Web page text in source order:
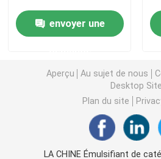
Monoglycéride distillé
Mono et diglycérides
Émulsifiant de promoteur de
envoyer une
Aperçu Au sujet de nous
Desktop Site
Plan du site
LA CHINE Émulsifiant de